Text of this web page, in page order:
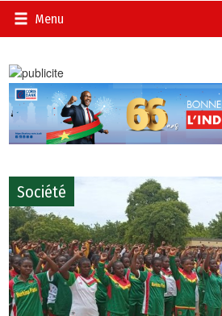
Menu
Société